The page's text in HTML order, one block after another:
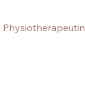
Physiotherapeutin